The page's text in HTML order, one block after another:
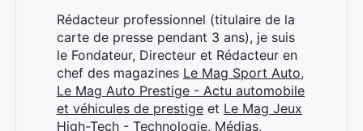
Rédacteur professionnel (titulaire de la
carte de presse pendant 3 ans), je suis
le Fondateur, Directeur et Rédacteur en
chef des magazines Le Mag Sport Auto,
Le Mag Auto Prestige - Actu automobile
et véhicules de prestige et Le Mag Jeux
High-Tech - Technologie, Médias,